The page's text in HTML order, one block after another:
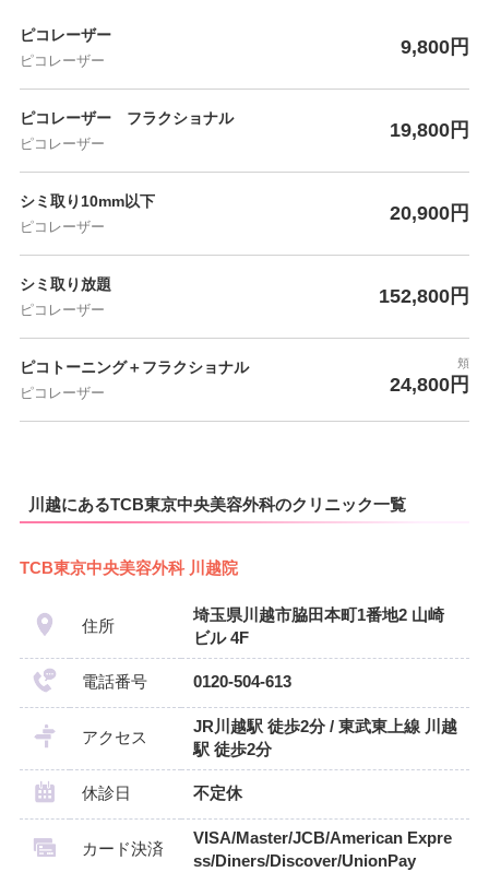
ピコレーザー
ピコレーザー
9,800円
ピコレーザー フラクショナル
ピコレーザー
19,800円
シミ取り10mm以下
ピコレーザー
20,900円
シミ取り放題
ピコレーザー
152,800円
ピコトーニング＋フラクショナル
ピコレーザー
頬
24,800円
川越にあるTCB東京中央美容外科のクリニック一覧
TCB東京中央美容外科 川越院
住所
埼玉県川越市脇田本町1番地2 山崎
ビル 4F
電話番号 0120-504-613
アクセス
JR川越駅 徒歩2分 / 東武東上線 川越
駅 徒歩2分
休診日 不定休
カード決済
VISA/Master/JCB/American Expre
ss/Diners/Discover/UnionPay